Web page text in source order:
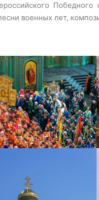
военных лет,